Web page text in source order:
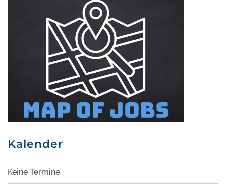
Kalender
Keine Termine